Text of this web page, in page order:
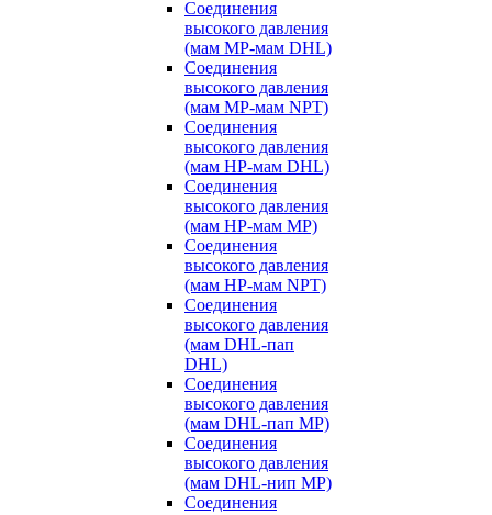
Соединения
высокого давления
(мам MP-мам DHL)
Соединения
высокого давления
(мам MP-мам NPT)
Соединения
высокого давления
(мам HP-мам DHL)
Соединения
высокого давления
(мам HP-мам MP)
Соединения
высокого давления
(мам HP-мам NPT)
Соединения
высокого давления
(мам DHL-пап
DHL)
Соединения
высокого давления
(мам DHL-пап MP)
Соединения
высокого давления
(мам DHL-нип MP)
Соединения